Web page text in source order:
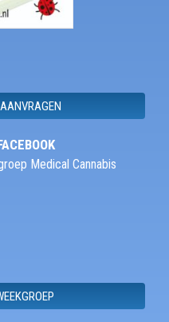
Medical Cannabis